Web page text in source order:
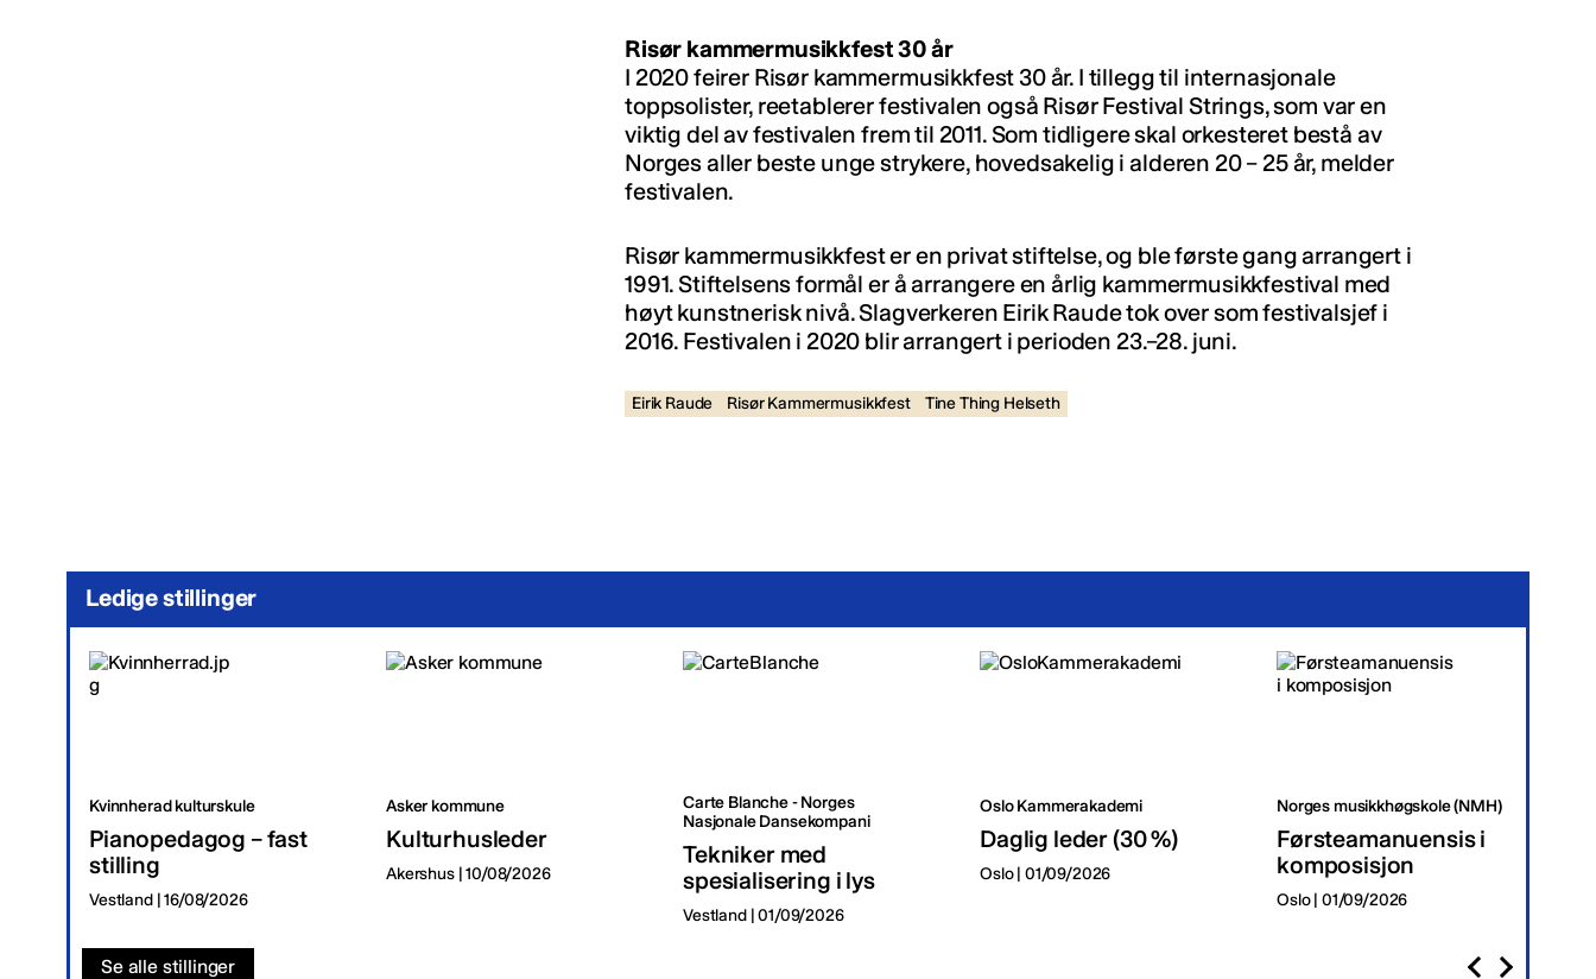
Risør kammermusikkfest 30 år
I 2020 feirer Risør kammermusikkfest 30 år. I tillegg til internasjonale
toppsolister, reetablerer festivalen også Risør Festival Strings, som var en
viktig del av festivalen frem til 2011. Som tidligere skal orkesteret bestå av
Norges aller beste unge strykere, hovedsakelig i alderen 20 – 25 år, melder
festivalen.
Risør kammermusikkfest er en privat stiftelse, og ble første gang arrangert i
1991. Stiftelsens formål er å arrangere en årlig kammermusikkfestival med
høyt kunstnerisk nivå. Slagverkeren Eirik Raude tok over som festivalsjef i
2016. Festivalen i 2020 blir arrangert i perioden 23.–28. juni.
Eirik Raude Risør Kammermusikkfest Tine Thing Helseth
Ledige stillinger
Kvinnherad kulturskule
Pianopedagog – fast
stilling
Vestland | 16/08/2026
Asker kommune
Kulturhusleder
Akershus | 10/08/2026
Carte Blanche - Norges
Nasjonale Dansekompani
Tekniker med
spesialisering i lys
Vestland | 01/09/2026
Oslo Kammerakademi
Daglig leder (30 %)
Oslo | 01/09/2026
Norges musikkhøgskole (NMH)
Førsteamanuensis i
komposisjon
Oslo | 01/09/2026
Se alle stillinger